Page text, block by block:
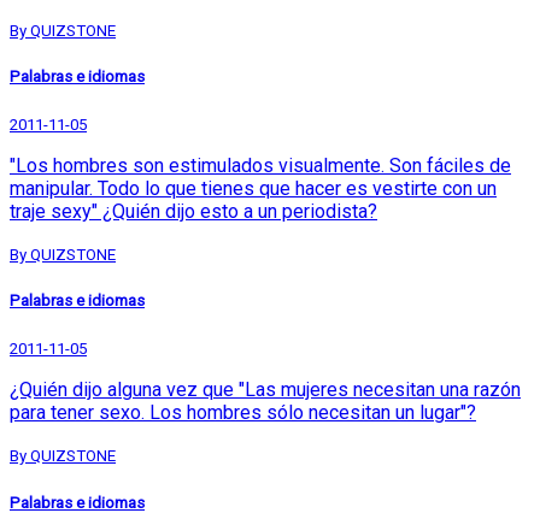
By QUIZSTONE
Palabras e idiomas
2011-11-05
"Los hombres son estimulados visualmente. Son fáciles de
manipular. Todo lo que tienes que hacer es vestirte con un
traje sexy" ¿Quién dijo esto a un periodista?
By QUIZSTONE
Palabras e idiomas
2011-11-05
¿Quién dijo alguna vez que "Las mujeres necesitan una razón
para tener sexo. Los hombres sólo necesitan un lugar"?
By QUIZSTONE
Palabras e idiomas